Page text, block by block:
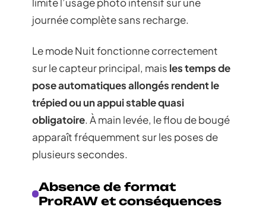
journée complète sans recharge.
Le mode Nuit fonctionne correctement
sur le capteur principal, mais les temps de
pose automatiques allongés rendent le
trépied ou un appui stable quasi
obligatoire. À main levée, le flou de bougé
apparaît fréquemment sur les poses de
plusieurs secondes.
Absence de format
ProRAW et conséquences